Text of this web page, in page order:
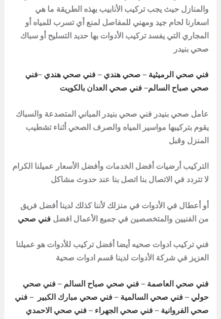
والمنازل حيث يجب تركيب الأنابيب بهذه الطريقة ما هي
اسعارنا لحام جيد ومهني للمفاصل لمنع أي تسرب للمياه أو
المجاري التي يفسد تركيب الأدوات بها حديد التسليح أو سباك
صحي بنيدر
فني صحي الرميثية – صحي هندي –فني صحي هندي –فني
صحي صباح السالم– فني صحي العدان بالكويت
عامل صحي بنيدر فني صحي بنيدر المباني المتصدعة والسباك
يقوم بتركيبها مواسير المياه والصرف الصحي أثناء تشطيب
المنزل وقبل
التركيب أرضيات أفضل الخدمات وأفضل الأسعار عميلنا الكرام
لا تتردد في الاتصال بنا اتصل بنا عند حدوث مشاكل
أو أعطال في الأدوات في منزلك لأننا كذلك لدينا أفضل فريق
من الفنيين والمتخصصين في جميع الأعمال افضل فني صحي
فني تركيب ادوات صحيه أيضا أفضل تركيب للأدوات هو عميلنا
العزيز في شركة الأدوات لدينا قسم ادوات صحية
فني صحي العاصمة – فني صحي صباح السالم – فني صحي
حولي – فني صحي السالمية – فني صحي مبارك الكبير – فني
صحي الفروانية – فني صحي الجهراء – فني صحي الاحمدي